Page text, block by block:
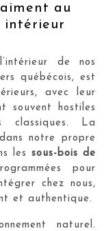
au
intérieur
de nos
québécois, est
avec leur
souvent hostiles
classiques. La
notre propre
les sous-bois de
pour
chez nous,
et authentique.
naturel.